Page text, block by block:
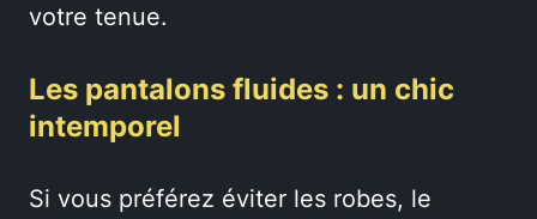
votre tenue.
Les pantalons fluides : un chic
intemporel
Si vous préférez éviter les robes, le